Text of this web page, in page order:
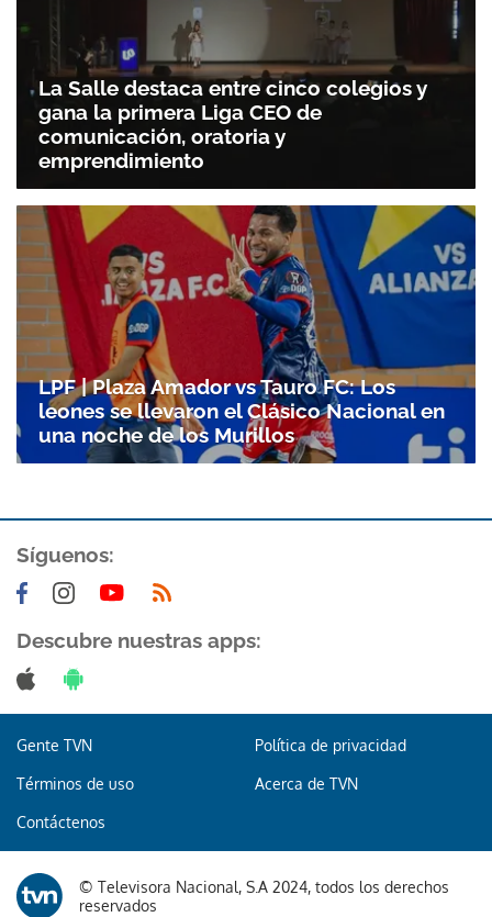
La Salle destaca entre cinco colegios y
gana la primera Liga CEO de
comunicación, oratoria y
emprendimiento
LPF | Plaza Amador vs Tauro FC: Los
leones se llevaron el Clásico Nacional en
una noche de los Murillos
Síguenos:
Descubre nuestras apps:
Gente TVN Política de privacidad
Términos de uso Acerca de TVN
Contáctenos
© Televisora Nacional, S.A 2024, todos los derechos
reservados